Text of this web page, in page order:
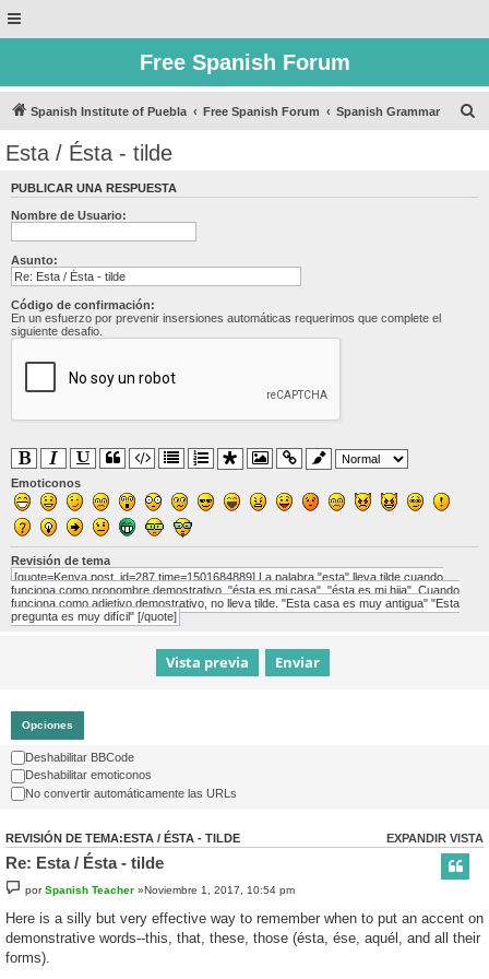
Free Spanish Forum
Spanish Institute of Puebla Free Spanish Forum Spanish Grammar
Esta / Ésta - tilde
PUBLICAR UNA RESPUESTA
Nombre de Usuario:
Asunto:
Código de confirmación:
En un esfuerzo por prevenir insersiones automáticas requerimos que complete el
siguiente desafio.
Emoticonos
Revisión de tema
[quote=Kenya post_id=287 time=1501684889] La palabra "esta" lleva tilde cuando
funciona como pronombre demostrativo. "ésta es mi casa", "ésta es mi hija". Cuando
funciona como adjetivo demostrativo, no lleva tilde. "Esta casa es muy antigua" "Esta
pregunta es muy difícil" [/quote]
Opciones
Deshabilitar BBCode
Deshabilitar emoticonos
No convertir automáticamente las URLs
EXPANDIR VISTA
REVISIÓN DE TEMA:ESTA / ÉSTA - TILDE
Re: Esta / Ésta - tilde
porSpanish Teacher »Noviembre 1, 2017, 10:54 pm
Here is a silly but very effective way to remember when to put an accent on
demonstrative words--this, that, these, those (ésta, ése, aquél, and all their
forms).